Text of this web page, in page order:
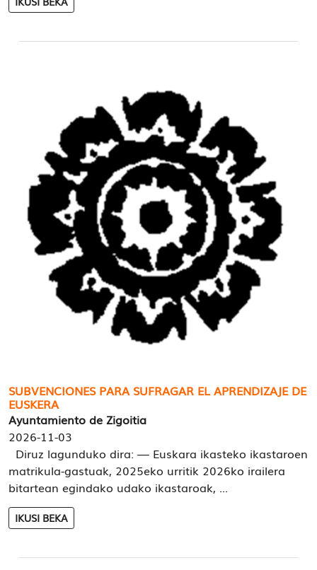
SUBVENCIONES PARA SUFRAGAR EL APRENDIZAJE DE
EUSKERA
Ayuntamiento de Zigoitia
2026-11-03
Diruz lagunduko dira: — Euskara ikasteko ikastaroen
matrikula-gastuak, 2025eko urritik 2026ko irailera
bitartean egindako udako ikastaroak, ...
IKUSI BEKA